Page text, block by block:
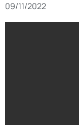
09/11/2022